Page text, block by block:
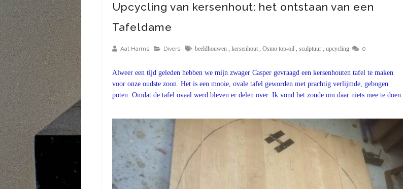
Upcycling van kersenhout: het ontstaan van een
Tafeldame
Aat Harms Divers beeldhouwen , kersenhout , Osmo top-oil , sculptuur , upcycling 0
Alweer een tijd geleden hebben we mijn zwager Casper gevraagd een kersenhouten tafel te maken
voor onze oudste zoon. Het is een mooie, ovale tafel geworden met prachtig verlijmde, gebogen
poten. Omdat de tafel ovaal werd bleven er delen over. Ik vond het zonde om daar niets mee te doen.